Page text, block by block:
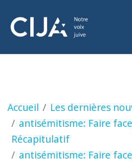
Accueil
Les dernières
antisémitisme: Faire
Récapitulatif
antisémitisme: Faire
Sur une échelle de un à